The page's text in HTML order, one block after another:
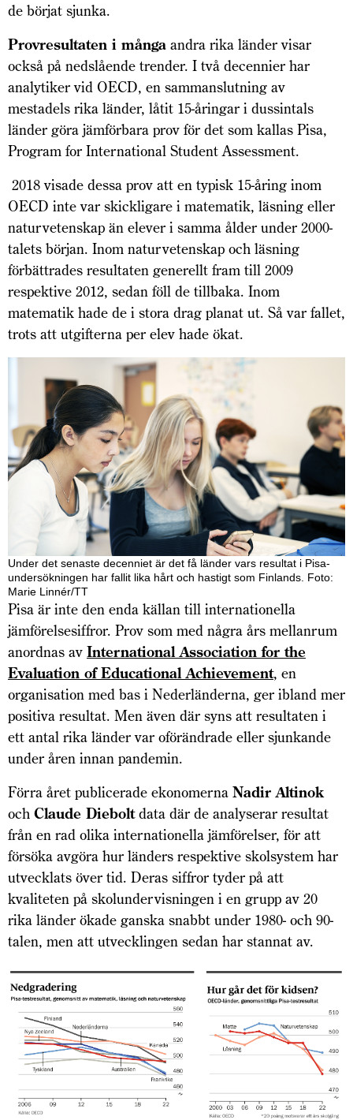
de börjat sjunka.
Provresultaten i många andra rika länder visar
också på nedslående trender. I två decennier har
analytiker vid OECD, en sammanslutning av
mestadels rika länder, låtit 15-åringar i dussintals
länder göra jämförbara prov för det som kallas Pisa,
Program for International Student Assessment.
2018 visade dessa prov att en typisk 15-åring inom
OECD inte var skickligare i matematik, läsning eller
naturvetenskap än elever i samma ålder under 2000-
talets början. Inom naturvetenskap och läsning
förbättrades resultaten generellt fram till 2009
respektive 2012, sedan föll de tillbaka. Inom
matematik hade de i stora drag planat ut. Så var fallet,
trots att utgifterna per elev hade ökat.
Under det senaste decenniet är det få länder vars resultat i Pisa-
undersökningen har fallit lika hårt och hastigt som Finlands. Foto:
Marie Linnér/TT
Pisa är inte den enda källan till internationella
jämförelsesiffror. Prov som med några års mellanrum
anordnas av International Association for the
Evaluation of Educational Achievement, en
organisation med bas i Nederländerna, ger ibland mer
positiva resultat. Men även där syns att resultaten i
ett antal rika länder var oförändrade eller sjunkande
under åren innan pandemin.
Förra året publicerade ekonomerna Nadir Altinok
och Claude Dieboltdata där de analyserar resultat
från en rad olika internationella jämförelser, för att
försöka avgöra hur länders respektive skolsystem har
utvecklats över tid. Deras siffror tyder på att
kvaliteten på skolundervisningen i en grupp av 20
rika länder ökade ganska snabbt under 1980- och 90-
talen, men att utvecklingen sedan har stannat av.